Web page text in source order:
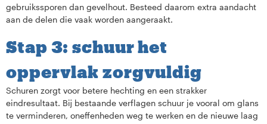
gebruikssporen dan gevelhout. Besteed daarom extra aandacht
aan de delen die vaak worden aangeraakt.
Stap 3: schuur het
oppervlak zorgvuldig
Schuren zorgt voor betere hechting en een strakker
eindresultaat. Bij bestaande verflagen schuur je vooral om glans
te verminderen, oneffenheden weg te werken en de nieuwe laag